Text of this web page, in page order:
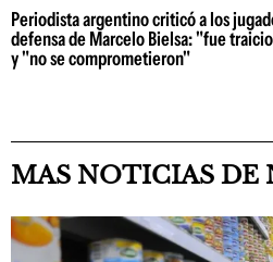
Periodista argentino criticó a los
defensa de Marcelo Bielsa: "fue
y "no se comprometieron"
MAS NOTICIAS DE